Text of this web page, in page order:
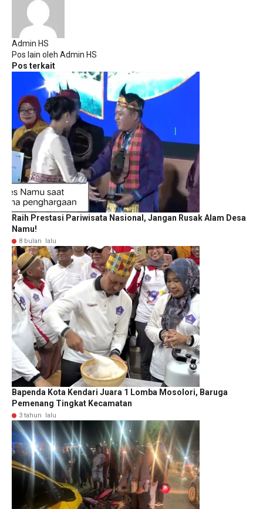
Admin HS
Pos lain oleh Admin HS
Pos terkait
Raih Prestasi Pariwisata Nasional, Jangan Rusak Alam Desa
Namu!
8 bulan lalu
Bapenda Kota Kendari Juara 1 Lomba Mosolori, Baruga
Pemenang Tingkat Kecamatan
3 tahun lalu